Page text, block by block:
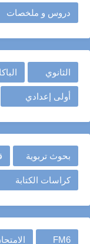
دروس و ملخصات
الثانوي
أولى إعدادي
بحوث تربوية
كراسات الكتابة
FM6